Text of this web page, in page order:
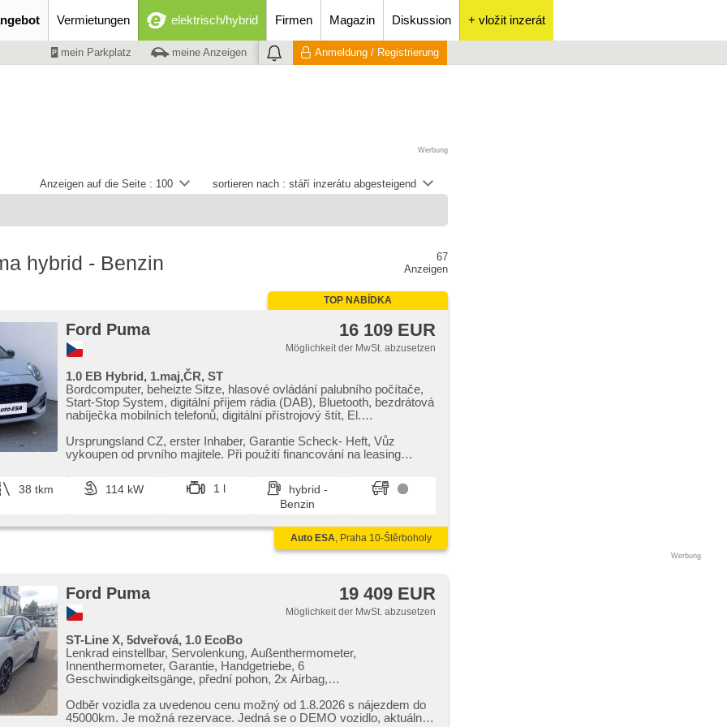
Vermietungen elektrisch/hybrid Firmen Magazin Diskussion + vložit inzerát
mein Parkplatz meine Anzeigen Anmeldung / Registrierung
Werbung
sortieren nach : stáří inzerátu abgesteigend
Anzeigen auf die Seite : 100
hybrid - Benzin
67
Anzeigen
TOP NABÍDKA
Ford Puma 16 109 EUR
Möglichkeit der MwSt. abzusetzen
1.0 EB Hybrid, 1.maj,ČR, ST
Bordcomputer, beheizte Sitze, hlasové ovládání palubního počítače,
Start-Stop System, digitální příjem rádia (DAB), Bluetooth, bezdrátová
nabíječka mobilních telefonů, digitální přístrojový štít, El.
Navigation, Multifunktionslenkrad, bezklíčové odemykání, täglich
Leuchten, automatické přepínání dálkových světel, volba jízdního
Frontscheibe, Elektronisches Stabilitätsprogramm (ESP),
Scheibenwischersensor, Nebelscheinwerfer, El. Klappspiegel,
Reifendrucksensor, starten per Taste, ABS, isofix, Fahrkamera,
automatikparken
Ursprungsland CZ,​ erster Inhaber,​ Garantie Scheck​- Heft,​ Vůz
vykoupen od prvního majitele. Při použití financování na leasing
38 tkm 114 kW 1 l
hybrid -
Benzin
Auto ESA, Praha 10-Štěrboholy
Ford Puma 19 409 EUR
Möglichkeit der MwSt. abzusetzen
ST-Line X, 5dveřová, 1.0 EcoBo
Lenkrad einstellbar, Servolenkung, Außenthermometer,
Innenthermometer, Garantie, Handgetriebe, 6
Geschwindigkeitsgänge, přední pohon, 2x Airbag,
Klimaautomatik, El. Seitenscheiben, Bordcomputer, digitální
přístrojový štít, digitální přístrojová deska, volba jízdního režimu,
Odběr vozidla za uvedenou cenu možný od 1.8.2026 s nájezdem do
45000km. Je možná rezervace. Jedná se o DEMO vozidlo,​ aktuální
Werbung